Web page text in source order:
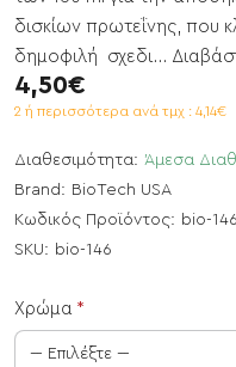
Διαθεσιμότητα: Άμεσα
Brand: BioTech USA
Κωδικός Προϊόντος: bio-146
SKU: bio-146
4,50€
2 ή περισσότερα ανά τμχ : 4,14€
Χρώμα
δισκίων πρωτεΐνης, που
δημοφιλή σχεδι...